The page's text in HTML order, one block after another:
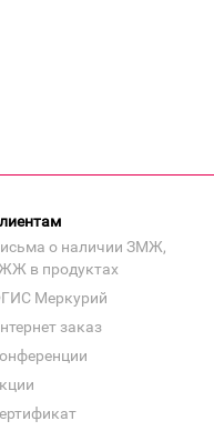
о наличии ЗМЖ,
в продуктах
Меркурий
заказ